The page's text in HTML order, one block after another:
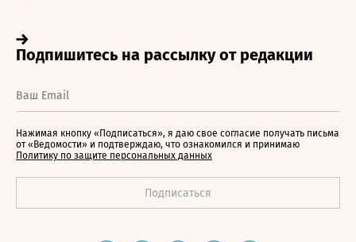
Нажимая кнопку «Подписаться», я даю свое согласие получать письма
от «Ведомости» и подтверждаю, что ознакомился и принимаю
Политику по защите персональных данных